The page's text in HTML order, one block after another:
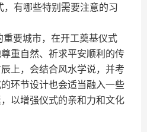
有哪些特别需要注意的习
要城市，在开工奠基仪式
重自然、祈求平安顺利的传
上，会结合风水学说，并考
环节设计也会适当融入一些
以增强仪式的亲和力和文化